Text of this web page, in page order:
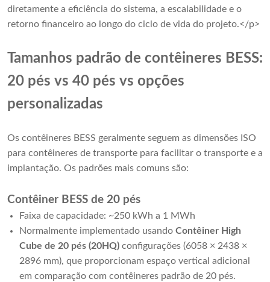
diretamente a eficiência do sistema, a escalabilidade e o
retorno financeiro ao longo do ciclo de vida do projeto.</p>
Tamanhos padrão de contêineres BESS:
20 pés vs 40 pés vs opções
personalizadas
Os contêineres BESS geralmente seguem as dimensões ISO
para contêineres de transporte para facilitar o transporte e a
implantação. Os padrões mais comuns são:
Contêiner BESS de 20 pés
Faixa de capacidade: ~250 kWh a 1 MWh
Normalmente implementado usando Contêiner High
Cube de 20 pés (20HQ) configurações (6058 × 2438 ×
2896 mm), que proporcionam espaço vertical adicional
em comparação com contêineres padrão de 20 pés.